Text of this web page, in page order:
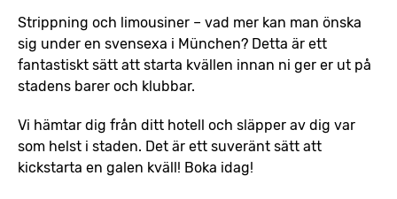
Strippning och limousiner – vad mer kan man önska
sig under en svensexa i München? Detta är ett
fantastiskt sätt att starta kvällen innan ni ger er ut på
stadens barer och klubbar.
Vi hämtar dig från ditt hotell och släpper av dig var
som helst i staden. Det är ett suveränt sätt att
kickstarta en galen kväll! Boka idag!